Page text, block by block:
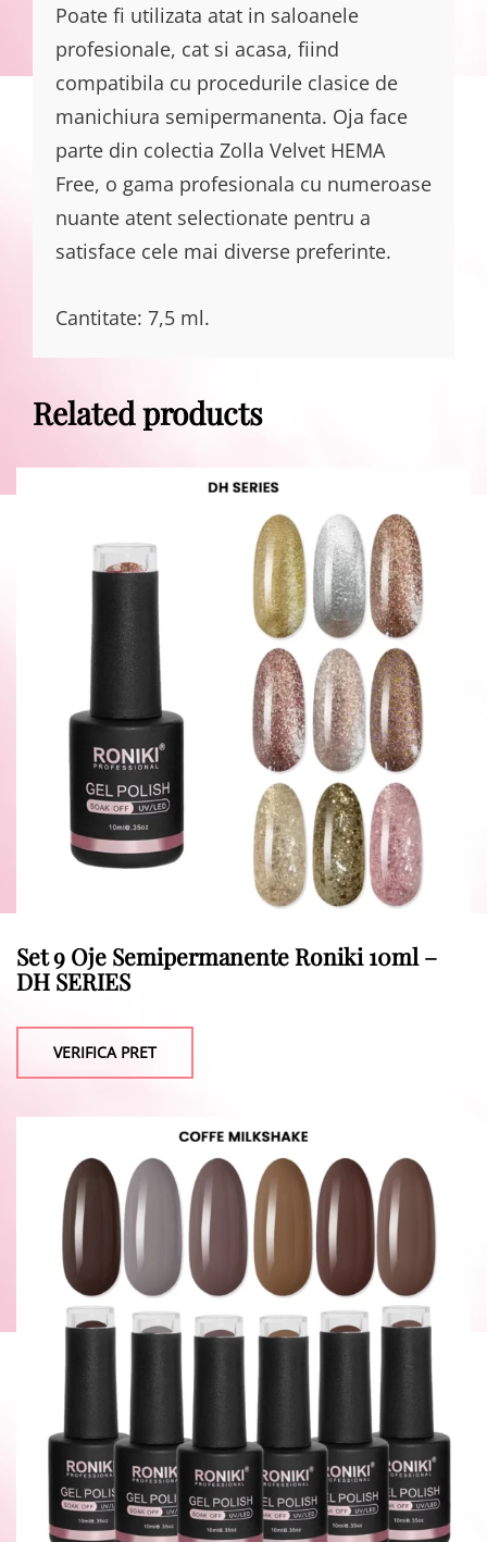
Poate fi utilizata atat in saloanele
profesionale, cat si acasa, fiind
compatibila cu procedurile clasice de
manichiura semipermanenta. Oja face
parte din colectia Zolla Velvet HEMA
Free, o gama profesionala cu numeroase
nuante atent selectionate pentru a
satisface cele mai diverse preferinte.
Cantitate: 7,5 ml.
Related products
Set 9 Oje Semipermanente Roniki 10ml –
DH SERIES
VERIFICA PRET